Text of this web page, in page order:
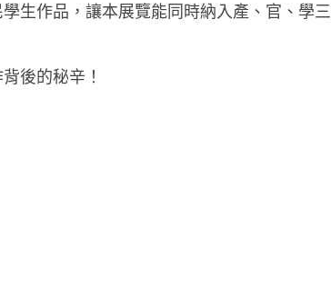
生作品，讓本展覽能同時納入產、官、學
後的秘辛！